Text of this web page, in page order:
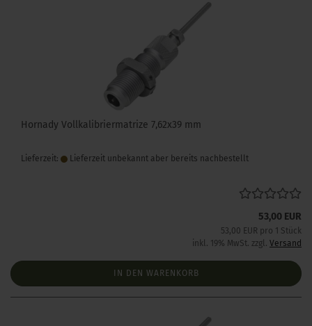
Hornady Vollkalibriermatrize 7,62x39 mm
Lieferzeit: Lieferzeit unbekannt aber bereits nachbestellt
53,00 EUR
53,00 EUR pro 1 Stück
inkl. 19% MwSt. zzgl. Versand
IN DEN WARENKORB